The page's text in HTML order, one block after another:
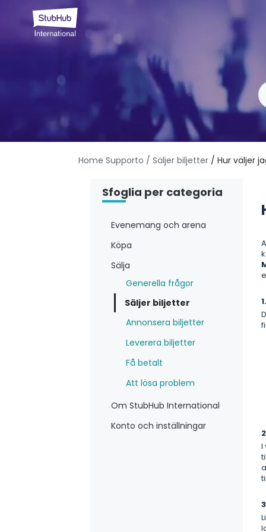
Home Supporto / Säljer biljetter / Hur väljer
Sfoglia per categoria
Evenemang och arena
Köpa
Sälja
Generella frågor
Säljer biljetter
Annonsera biljetter
Leverera biljetter
Få betalt
Att lösa problem
Om StubHub International
Konto och inställningar
I